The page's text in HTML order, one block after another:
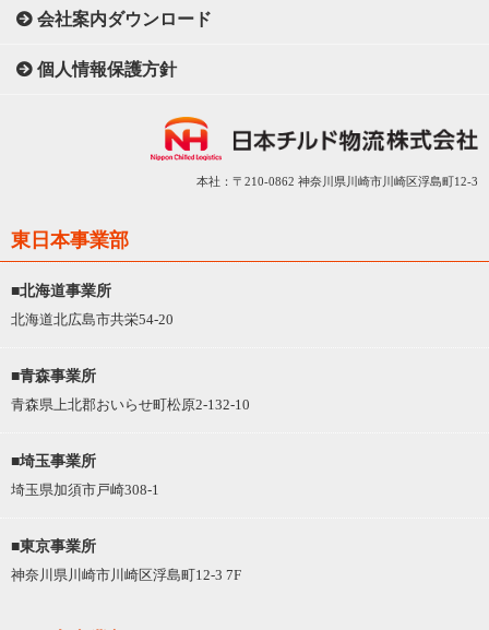
会社案内ダウンロード
個人情報保護方針
本社：〒210-0862 神奈川県川崎市川崎区浮島町12-3
東日本事業部
■北海道事業所
北海道北広島市共栄54-20
■青森事業所
青森県上北郡おいらせ町松原2-132-10
■埼玉事業所
埼玉県加須市戸崎308-1
■東京事業所
神奈川県川崎市川崎区浮島町12-3 7F